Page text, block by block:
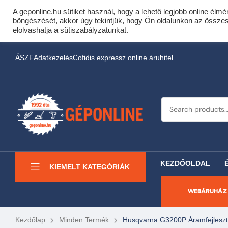
Most minden akciós
ÁSZFAdatkezelésCofidis expressz online áruhitel
KIEMELT KATEGÓRIÁK KEZDŐOLDAL
Kezdőlap Minden Termék Husqvarna G3200P
A geponline.hu sütiket használ, hogy a lehető legjobb online
böngészését, akkor úgy tekintjük, hogy Ön oldalunkon az
elolvashatja a sütiszabályzatunkat.